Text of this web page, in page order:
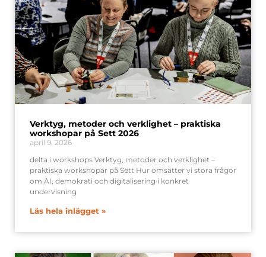
Verktyg, metoder och verklighet – praktiska
workshopar på Sett 2026
april 9, 2026
delta i workshops Verktyg, metoder och verklighet –
praktiska workshopar på Sett Hur omsätter vi stora frågor
om AI, demokrati och digitalisering i konkret
undervisning
Läs hela inlägget »